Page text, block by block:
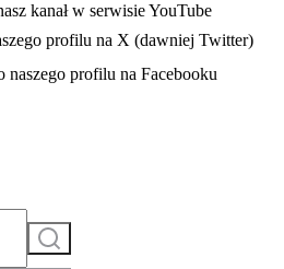
się w nowej karcie
kanał w serwisie YouTube
profilu na X (dawniej Twitter)
się w nowej karcie
naszego profilu na Facebooku
Szukaj